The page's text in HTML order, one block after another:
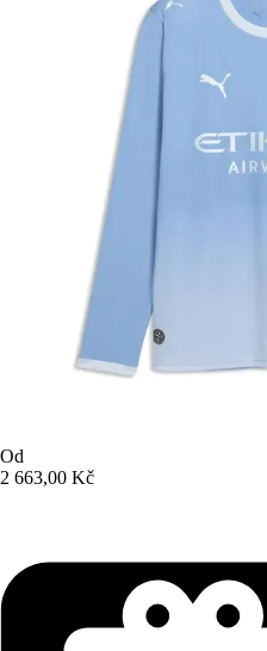
Od
2 663,00 Kč